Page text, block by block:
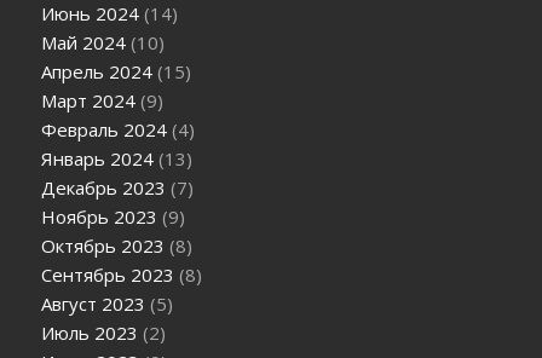
Июнь 2024 (14)
Май 2024 (10)
Апрель 2024 (15)
Март 2024 (9)
Февраль 2024 (4)
Январь 2024 (13)
Декабрь 2023 (7)
Ноябрь 2023 (9)
Октябрь 2023 (8)
Сентябрь 2023 (8)
Август 2023 (5)
Июль 2023 (2)